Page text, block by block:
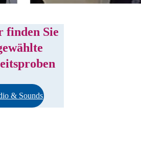
finden Sie
& Sounds